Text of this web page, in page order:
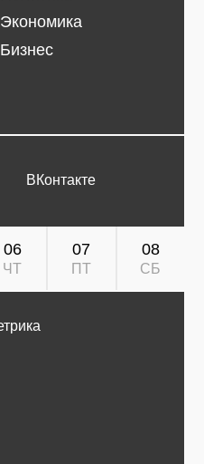
Экономика
Бизнес
ВКонтакте
06
ЧТ
07
ПТ
08
СБ